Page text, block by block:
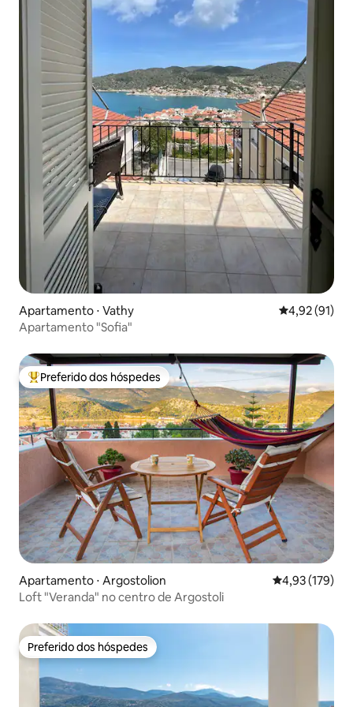
Apartamento ⋅ Vathy 4,92 de uma
4,92 (91)
Apartamento "Sofia"
Entre os melhores preferidos dos hóspedes
Preferido dos hóspedes
Apartamento ⋅ Argostolion 4,93 de uma
4,93 (179)
Loft "Veranda" no centro de Argostoli
Preferido dos hóspedes
Preferido dos hóspedes